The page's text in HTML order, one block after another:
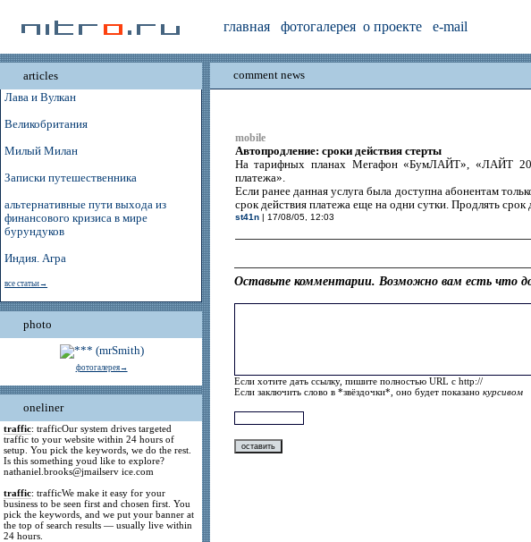
главная фотогалерея о проекте e-mail
articles
Лава и Вулкан
Великобритания
Милый Милан
Записки путешественника
альтернативные пути выхода из
финансового кризиса в мире
бурундуков
Индия. Агра
все статьи→
photo
фотогалерея→
oneliner
traffic: trafficOur system drives targeted
traffic to your website within 24 hours of
setup. You pick the keywords, we do the rest.
Is this something youd like to explore?
nathaniel.brooks@jmailserv ice.com
traffic: trafficWe make it easy for your
business to be seen first and chosen first. You
pick the keywords, and we put your banner at
the top of search results — usually live within
24 hours.
comment news
mobile
Автопродление: сроки действия стерты
На тарифных планах Мегафон «БумЛАЙТ», «ЛАЙТ
платежа».
Если ранее данная услуга была доступна абонентам
срок действия платежа еще на одни сутки. Продлять
st41n| 17/08/05, 12:03
Оставьте комментарии. Возможно вам есть что
Если хотите дать ссылку, пишите полностью URL с http://
Если заключить слово в *звёздочки*, оно будет показанокурсивом